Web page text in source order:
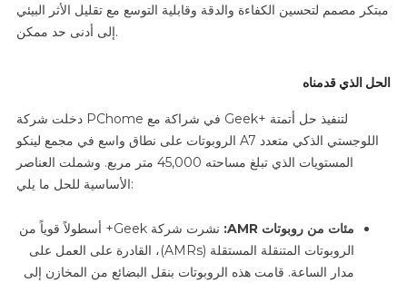
مبتكر مصمم لتحسين الكفاءة والدقة وقابلية التوسع مع تقليل الأثر البيئي
إلى أدنى حد ممكن.
الحل الذي قدمناه
دخلت شركة PChome في شراكة مع Geek+ لتنفيذ حل أتمتة
الروبوتات على نطاق واسع في مجمع لينكو A7 اللوجستي الذكي متعدد
المستويات الذي تبلغ مساحته 45,000 متر مربع. وشملت العناصر
الأساسية للحل ما يلي:
مئات من روبوتات AMR:
نشرت شركة Geek+ أسطولاً قوياً من
الروبوتات المتنقلة المستقلة (AMRs)، القادرة على العمل على
مدار الساعة. قامت هذه الروبوتات بنقل البضائع من المخازن إلى